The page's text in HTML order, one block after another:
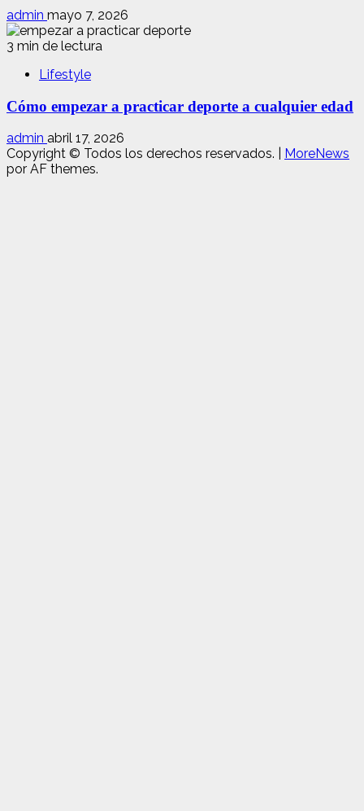
admin mayo 7, 2026
3 min de lectura
Lifestyle
Cómo empezar a practicar deporte a cualquier edad
admin abril 17, 2026
Copyright © Todos los derechos reservados.
MoreNews
por AF themes.